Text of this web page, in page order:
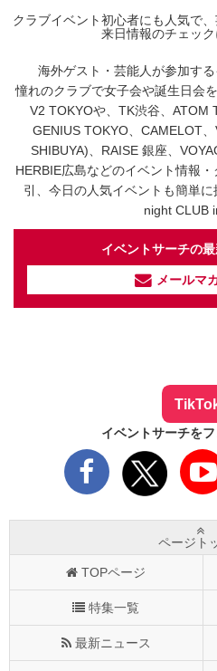
クラブイベント初心者にも人気で
来日情報のチェック
海外ゲスト・芸能人が参加す
憧れのクラブで女子会や誕生日会
V2 TOKYOや、TK渋谷、ATOM
GENIUS TOKYO、CAMELOT
SHIBUYA)、RAISE 銀座、
HERBIE広島などのイベント情報
引、今日の人気イベントも簡単
night CLUB
イベントサーチの
メールマ
イベントサーチを
ページト
TOPページ
特集一覧
最新ニュース